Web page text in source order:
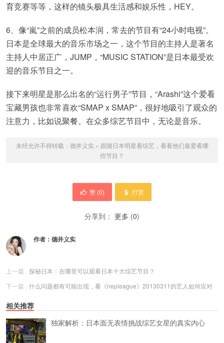
育竞赛等等，这样的镜头极具生活感和娱乐性，HEY。
6、像“嵐”之前的成员松本润，常去的节目有“24小时电视”。
日本是全球最大的音乐市场之一，这个节目的主持人是著名
主持人中居正广，JUMP，“MUSIC STATION”是日本最受欢
迎的音乐节目之一。
接下来明星是那么出名的“运行男子”节目，“Arashi”这个爱看
宝藏男孩也非常喜欢“SMAP x SMAP”，很好地吸引了观众的
注意力，比如说聚餐。在众多综艺节目中，无论是音乐。
未经允许不得转载： 德井义实 » 跟随日本明星看综艺，看看他们最爱看哪
些节目？
赞 (0) 打赏
分享到： 更多 (0)
作者： 德井义实
上一篇
探秘日本：在哪里可以观看日本十大综艺节目？
下一篇
什么问题都有可能出现，看《nepleague》20130311的艺人如何应对
相关推荐
独家解析：日本面无表情挑战综艺女星的真实内心